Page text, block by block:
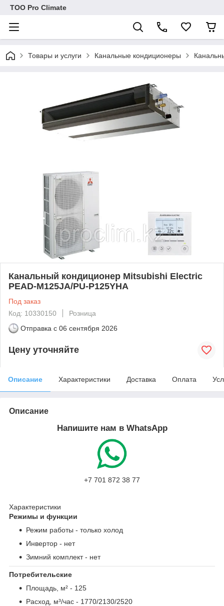
ТОО Pro Climate
Товары и услуги Канальные кондиционеры
Канальный кондиционер Mitsubishi Electric
PEAD-M125JA/PU-P125YHA
Под заказ
Код: 10330150
Розница
Отправка с 06 сентября 2026
Цену уточняйте
Описание Характеристики Доставка Оплата
Описание
Напишите нам в WhatsApp
+7 701 872 38 77
Характеристики
Режимы и функции
Режим работы - только холод
Инвертор - нет
Зимний комплект- нет
Потребительские
Площадь, м² - 125
Расход, м³/час - 1770/2130/2520